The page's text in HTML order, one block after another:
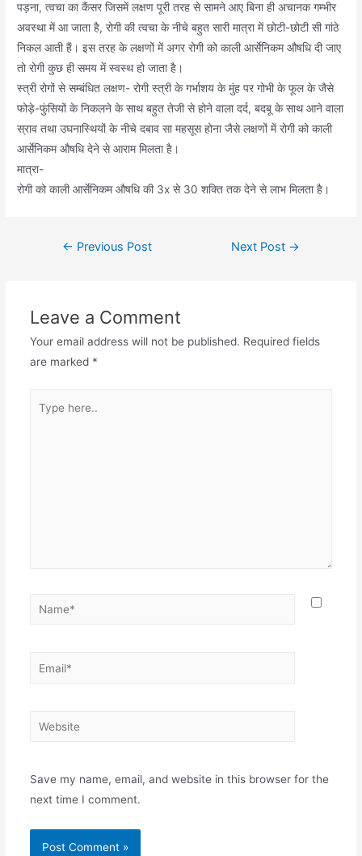
पड़ना, त्वचा का कैंसर जिसमें लक्षण पूरी तरह से सामने आए बिना ही अचानक गम्भीर
अवस्था में आ जाता है, रोगी की त्वचा के नीचे बहुत सारी मात्रा में छोटी-छोटी सी गांठे
निकल आती हैं। इस तरह के लक्षणों में अगर रोगी को काली आर्सेनिकम औषधि दी जाए
तो रोगी कुछ ही समय में स्वस्थ हो जाता है।
स्त्री रोगों से सम्बंधित लक्षण- रोगी स्त्री के गर्भाशय के मुंह पर गोभी के फूल के जैसे
फोड़े-फुंसियों के निकलने के साथ बहुत तेजी से होने वाला दर्द, बदबू के साथ आने वाला
स्राव तथा उघनास्थियों के नीचे दबाव सा महसूस होना जैसे लक्षणों में रोगी को काली
आर्सेनिकम औषधि देने से आराम मिलता है।
मात्रा-
रोगी को काली आर्सेनिकम औषधि की 3x से 30 शक्ति तक देने से लाभ मिलता है।
Post← Previous Post Next Post →
Leave a Comment
Your email address will not be published. Required fields
are marked *
here..
Name*
Email*
Website
Save my name, email, and website in this browser for the
next time I comment.